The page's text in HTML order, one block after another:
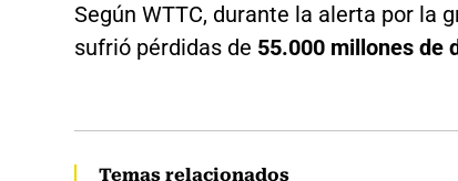
Según WTTC, durante la alerta por la
sufrió pérdidas de 55.000 millones de
Temas relacionados